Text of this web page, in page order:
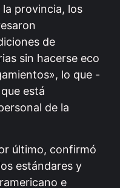
provincia, los
de
sin hacerse eco
lo que -
está
de la
último, confirmó
estándares y
e